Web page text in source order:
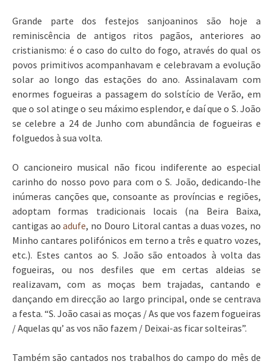
Grande parte dos festejos sanjoaninos são hoje a
reminiscência de antigos ritos pagãos, anteriores ao
cristianismo: é o caso do culto do fogo, através do qual os
povos primitivos acompanhavam e celebravam a evolução
solar ao longo das estações do ano. Assinalavam com
enormes fogueiras a passagem do solstício de Verão, em
que o sol atinge o seu máximo esplendor, e daí que o S. João
se celebre a 24 de Junho com abundância de fogueiras e
folguedos à sua volta.
O cancioneiro musical não ficou indiferente ao especial
carinho do nosso povo para com o S. João, dedicando-lhe
inúmeras canções que, consoante as províncias e regiões,
adoptam formas tradicionais locais (na Beira Baixa,
cantigas aoadufe, no Douro Litoral cantas a duas vozes, no
Minho cantares polifónicos em terno a três e quatro vozes,
etc.). Estes cantos ao S. João são entoados à volta das
fogueiras, ou nos desfiles que em certas aldeias se
realizavam, com as moças bem trajadas, cantando e
dançando em direcção ao largo principal, onde se centrava
a festa. “S. João casai as moças / As que vos fazem fogueiras
/ Aquelas qu’ as vos não fazem / Deixai-as ficar solteiras”.
Também são cantados nos trabalhos do campo do mês de